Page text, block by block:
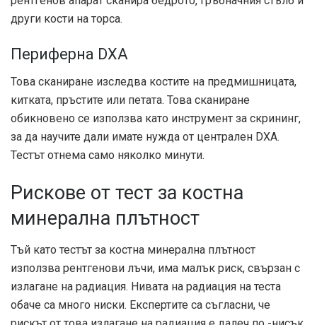
други кости на торса.
Периферна DXA
Това сканиране изследва костите на предмишницата,
китката, пръстите или петата. Това сканиране
обикновено се използва като инструмент за скрининг,
за да научите дали имате нужда от централен DXA.
Тестът отнема само няколко минути.
Рискове от тест за костна
минерална плътност
Тъй като тестът за костна минерална плътност
използва рентгенови лъчи, има малък риск, свързан с
излагане на радиация. Нивата на радиация на теста
обаче са много ниски. Експертите са съгласни, че